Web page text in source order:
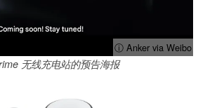
ⓘ Anker via Weibo
无线充电站的预告海报